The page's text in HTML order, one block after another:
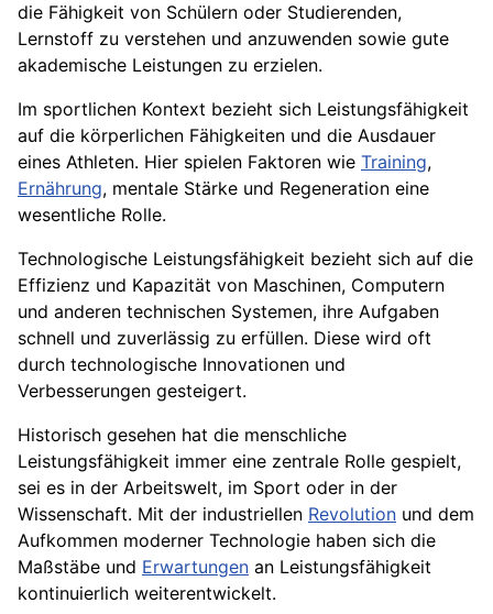
die Fähigkeit von Schülern oder Studierenden,
Lernstoff zu verstehen und anzuwenden sowie gute
akademische Leistungen zu erzielen.
Im sportlichen Kontext bezieht sich Leistungsfähigkeit
auf die körperlichen Fähigkeiten und die Ausdauer
eines Athleten. Hier spielen Faktoren wie Training,
Ernährung, mentale Stärke und Regeneration eine
wesentliche Rolle.
Technologische Leistungsfähigkeit bezieht sich auf die
Effizienz und Kapazität von Maschinen, Computern
und anderen technischen Systemen, ihre Aufgaben
schnell und zuverlässig zu erfüllen. Diese wird oft
durch technologische Innovationen und
Verbesserungen gesteigert.
Historisch gesehen hat die menschliche
Leistungsfähigkeit immer eine zentrale Rolle gespielt,
sei es in der Arbeitswelt, im Sport oder in der
Wissenschaft. Mit der industriellen Revolution und dem
Aufkommen moderner Technologie haben sich die
Maßstäbe und Erwartungen an Leistungsfähigkeit
kontinuierlich weiterentwickelt.